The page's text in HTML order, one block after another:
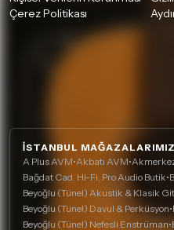
Çerez Politikası
İSTANBUL MAĞAZALARIMIZ
A Plus AVM•Akbatı AVM•
Bağdat Cad. Hi-Fi, Pro Audio Butik•
Beyoğlu (Tünel) Akustik & Klasik
Beyoğlu (Tünel) Davul & Perküsyon•
Beyoğlu (Tünel) Nefesli Enstrüman•